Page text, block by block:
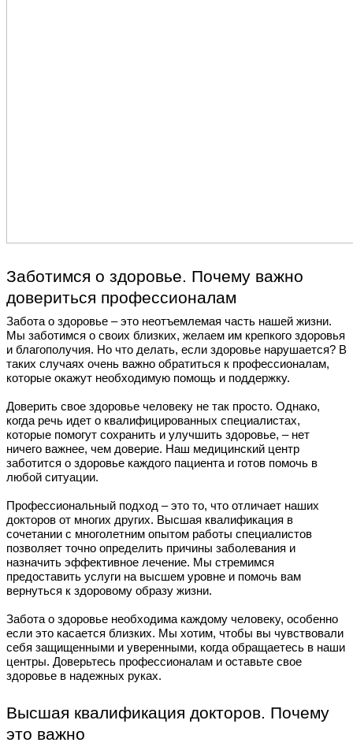
Заботимся о здоровье. Почему важно
довериться профессионалам
Забота о здоровье – это неотъемлемая часть нашей жизни.
Мы заботимся о своих близких, желаем им крепкого здоровья
и благополучия. Но что делать, если здоровье нарушается? В
таких случаях очень важно обратиться к профессионалам,
которые окажут необходимую помощь и поддержку.
Доверить свое здоровье человеку не так просто. Однако,
когда речь идет о квалифицированных специалистах,
которые помогут сохранить и улучшить здоровье, – нет
ничего важнее, чем доверие. Наш медицинский центр
заботится о здоровье каждого пациента и готов помочь в
любой ситуации.
Профессиональный подход – это то, что отличает наших
докторов от многих других. Высшая квалификация в
сочетании с многолетним опытом работы специалистов
позволяет точно определить причины заболевания и
назначить эффективное лечение. Мы стремимся
предоставить услуги на высшем уровне и помочь вам
вернуться к здоровому образу жизни.
Забота о здоровье необходима каждому человеку, особенно
если это касается близких. Мы хотим, чтобы вы чувствовали
себя защищенными и уверенными, когда обращаетесь в наши
центры. Доверьтесь профессионалам и оставьте свое
здоровье в надежных руках.
Высшая квалификация докторов. Почему
это важно